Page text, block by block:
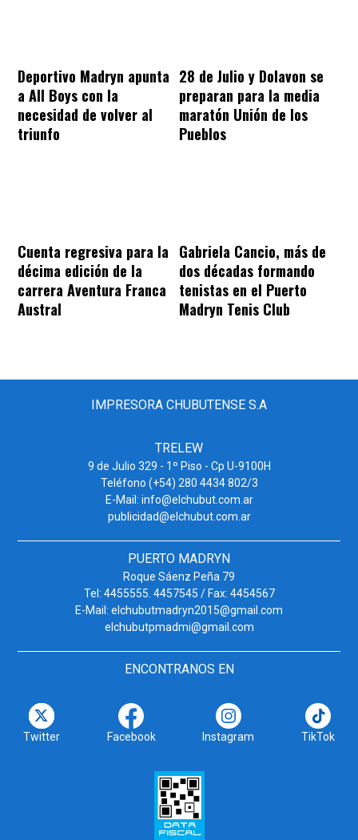
Deportivo Madryn apunta
a All Boys con la
necesidad de volver al
triunfo
28 de Julio y Dolavon se
preparan para la media
maratón Unión de los
Pueblos
Cuenta regresiva para la
décima edición de la
carrera Aventura Franca
Austral
Gabriela Cancio, más de
dos décadas formando
tenistas en el Puerto
Madryn Tenis Club
IMPRESORA CHUBUTENSE S.A
TRELEW
9 de Julio 329 - 1º Piso - Cp U-9100H
Teléfono (+54) 280 4434 802/3
E-Mail: info@elchubut.com.ar
publicidad@elchubut.com.ar
PUERTO MADRYN
Roque Sáenz Peña 79
Tel: 4455555. 4457545 / Fax: 4454567
E-Mail: elchubutmadryn2015@gmail.com
elchubutpmadmi@gmail.com
ENCONTRANOS EN
Twitter Facebook Instagram TikTok